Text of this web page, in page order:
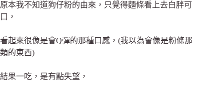
原本我不知道狗仔粉的由來，只覺得麵條看上去白胖可
口，
看起來很像是會Q彈的那種口感，(我以為會像是粉條那
類的東西)
結果一吃，是有點失望，